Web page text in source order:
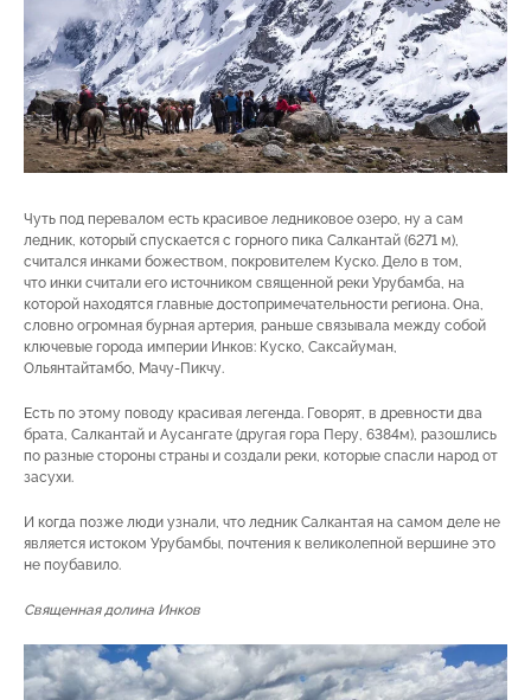
Чуть под перевалом есть красивое ледниковое озеро, ну а сам
ледник, который спускается с горного пика Салкантай (6271 м),
считался инками божеством, покровителем Куско. Дело в том,
что инки считали его источником священной реки Урубамба, на
которой находятся главные достопримечательности региона. Она,
словно огромная бурная артерия, раньше связывала между собой
ключевые города империи Инков: Куско, Саксайуман,
Ольянтайтамбо, Мачу-Пикчу.
Есть по этому поводу красивая легенда. Говорят, в древности два
брата, Салкантай и Аусангате (другая гора Перу, 6384м), разошлись
по разные стороны страны и создали реки, которые спасли народ от
засухи.
И когда позже люди узнали, что ледник Салкантая на самом деле не
является истоком Урубамбы, почтения к великолепной вершине это
не поубавило.
Священная долина Инков